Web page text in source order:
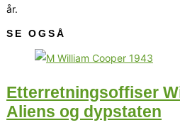
år.
SE OGSÅ
Etterretningsoffiser
Aliens og dypstaten